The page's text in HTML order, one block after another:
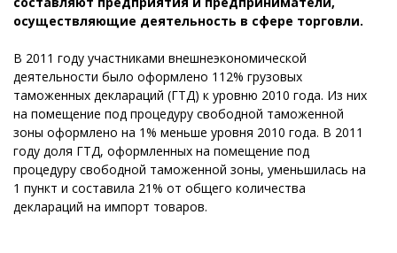
осуществляющие деятельность в сфере торговли.
В 2011 году участниками внешнеэкономической
деятельности было оформлено 112% грузовых
таможенных деклараций (ГТД) к уровню 2010 года. Из них
на помещение под процедуру свободной таможенной
зоны оформлено на 1% меньше уровня 2010 года. В 2011
году доля ГТД, оформленных на помещение под
процедуру свободной таможенной зоны, уменьшилась на
1 пункт и составила 21% от общего количества
деклараций на импорт товаров.